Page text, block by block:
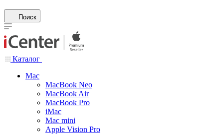
Поиск
Каталог
Mac
MacBook Neo
MacBook Air
MacBook Pro
iMac
Mac mini
Apple Vision Pro